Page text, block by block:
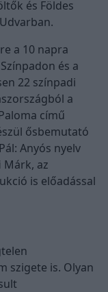
és Földes
a 10 napra
és a
22 színpadi
a
című
ősbemutató
Anyós nyelv
az
is előadással
szigete is. Olyan